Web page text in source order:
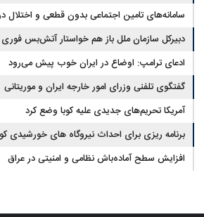
سامانه‌های تامین اجتماعی بدون قطعی و
دبیرکل سازمان ملل باز هم خواستار آتش‌بس فوری
ادعای ترامپ: اوضاع در ایران خوب پیش می‌رود
گفتگوی تلفنی وزرای امور خارجه ایران و موریتانی
آمریکا تحریم‌های جدیدی علیه کوبا وضع کرد
برنامه ریزی برای احداث نیروگاه های
آب در مازندران
افزایش سطح آماده‌باش نظامی و امنیتی در عراق